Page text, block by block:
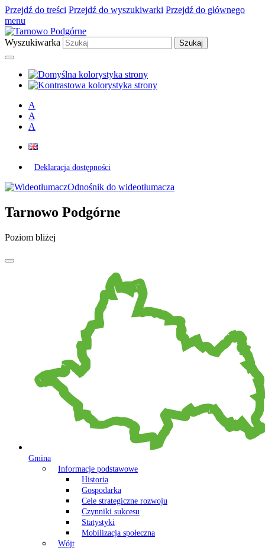
Przejdź do treści Przejdź do wyszukiwarki Przejdź do głównego
menu
Wyszukiwarka
A
A
A
Deklaracja dostępności
Odnośnik do wideotłumacza
Tarnowo Podgórne
Poziom bliżej
Gmina
Informacje podstawowe
Historia
Gospodarka
Cele strategiczne rozwoju
Czynniki sukcesu
Statystyki
Mobilizacja społeczna
Wójt